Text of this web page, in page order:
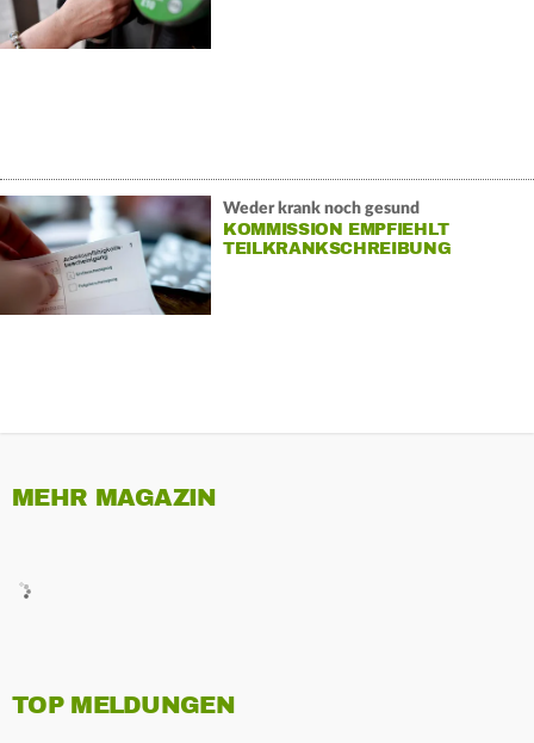
Weder krank noch gesund
KOMMISSION EMPFIEHLT
TEILKRANKSCHREIBUNG
MEHR MAGAZIN
TOP MELDUNGEN